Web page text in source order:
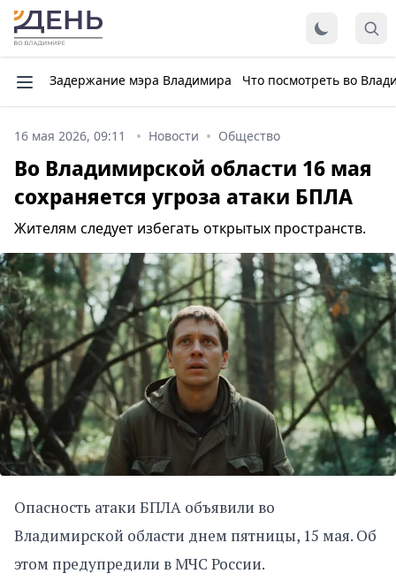
Задержание мэра Владимира Что посмотреть во
16 мая 2026, 09:11 Новости Общество
Во Владимирской области 16 мая
сохраняется угроза атаки БПЛА
Жителям следует избегать открытых пространств.
Опасность атаки БПЛА объявили во
Владимирской области днем пятницы, 15 мая. Об
этом предупредили в МЧС России.